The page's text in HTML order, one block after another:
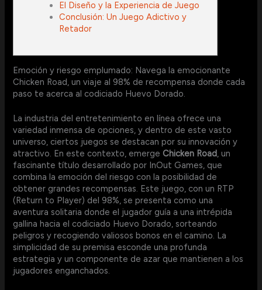
El Diseño y la Experiencia de Juego
Conclusión: Un Juego Adictivo y
Retador
Emoción y riesgo emplumado: Navega la emocionante
Chicken Road, un viaje al 98% de recompensa donde cada
paso te acerca al codiciado Huevo Dorado.
La industria del entretenimiento en línea ofrece una
variedad inmensa de opciones, y dentro de este vasto
universo, ciertos juegos se destacan por su innovación y
atractivo. En este contexto, emerge Chicken Road, un
fascinante título desarrollado por InOut Games, que
combina la emoción del riesgo con la posibilidad de
obtener grandes recompensas. Este juego, con un RTP
(Return to Player) del 98%, se presenta como una
aventura solitaria donde el jugador guía a una intrépida
gallina hacia el codiciado Huevo Dorado, sorteando
peligros y recogiendo valiosos bonos en el camino. La
simplicidad de su premisa esconde una profunda
estrategia y un componente de azar que mantienen a los
jugadores enganchados.